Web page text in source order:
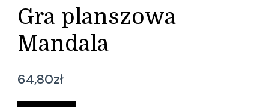
Gra planszowa
Mandala
64,80zł